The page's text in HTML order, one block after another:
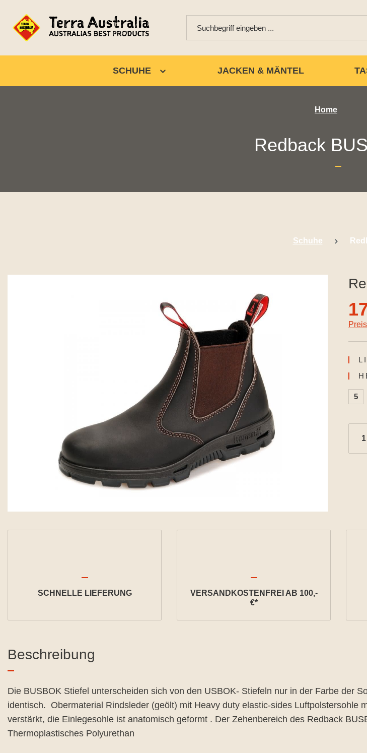
SCHUHE JACKEN & MÄNTEL
Home
Redback
Schuhe
5
SCHNELLE LIEFERUNG
VERSANDKOSTENFREI AB 100,-
€*
Beschreibung
Die BUSBOK Stiefel unterscheiden sich von den USBOK- Stiefeln nur in der Farbe der
identisch. Obermaterial Rindsleder (geölt) mit Heavy duty elastic-sides Luftpolstersohle
verstärkt, die Einlegesohle ist anatomisch geformt . Der Zehenbereich des Redback
Thermoplastisches Polyurethan